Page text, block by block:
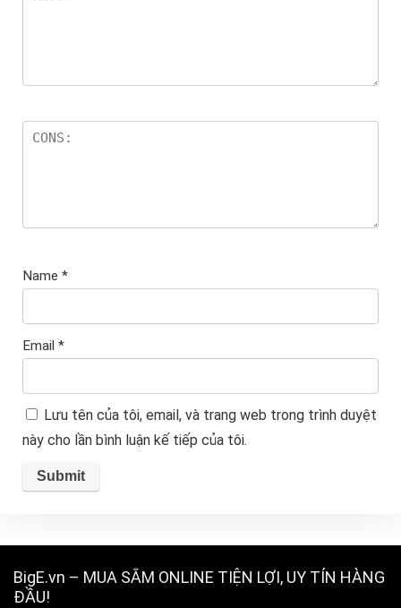
Name *
Email *
Lưu tên của tôi, email, và trang web trong trình duyệt
này cho lần bình luận kế tiếp của tôi.
BigE.vn – MUA SẮM ONLINE TIỆN LỢI, UY TÍN HÀNG
ĐẦU!